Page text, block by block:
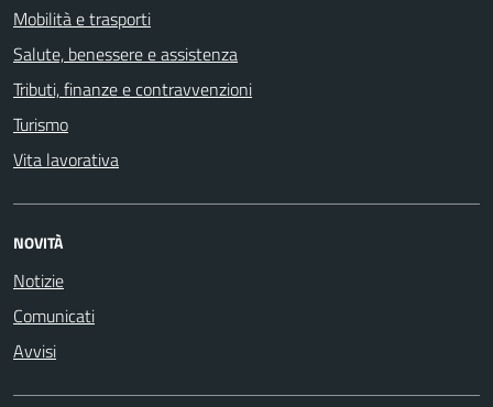
Mobilità e trasporti
Salute, benessere e assistenza
Tributi, finanze e contravvenzioni
Turismo
Vita lavorativa
NOVITÀ
Notizie
Comunicati
Avvisi